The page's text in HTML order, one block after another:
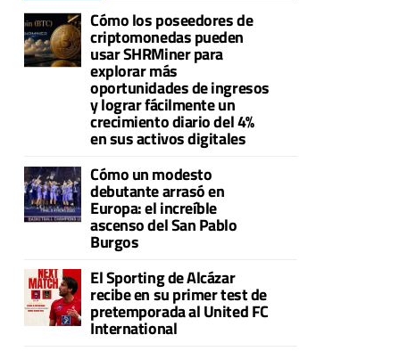
Cómo los poseedores de
criptomonedas pueden
usar SHRMiner para
explorar más
oportunidades de ingresos
y lograr fácilmente un
crecimiento diario del 4%
en sus activos digitales
Cómo un modesto
debutante arrasó en
Europa: el increíble
ascenso del San Pablo
Burgos
El Sporting de Alcázar
recibe en su primer test de
pretemporada al United FC
International